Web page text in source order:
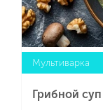
Мультиварка
Грибной